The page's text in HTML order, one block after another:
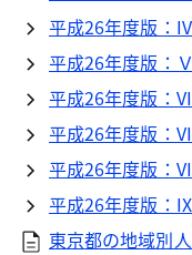
平成26年度版：
平成26年度版：
平成26年度版：
平成26年度版：
平成26年度版：
平成26年度版：
東京都の地域別